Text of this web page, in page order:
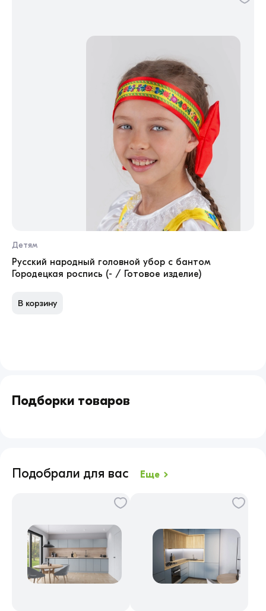
Детям
Русский народный головной убор с бантом
Городецкая роспись (- / Готовое изделие)
В корзину
Подборки товаров
Подобрали для вас Еще